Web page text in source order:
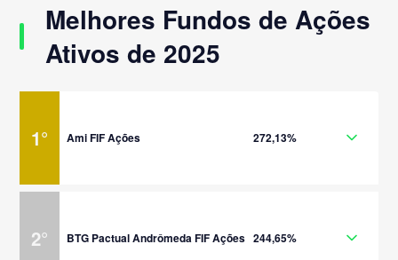
Melhores Fundos de Ações
Ativos de 2025
1° Ami FIF Ações 272,13%
2° BTG Pactual Andrômeda FIF Ações 244,65%